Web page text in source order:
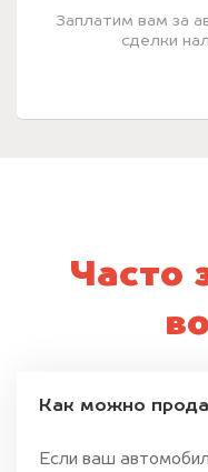
Заплатим вам за
сделки
Часто
Как можно
Если ваш